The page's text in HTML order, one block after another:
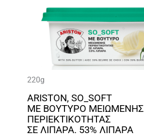
220g
ARISTON, SO_SOFT
ΜΕ ΒΟΥΤΥΡΟ ΜΕΙΩΜΕΝΗΣ
ΠΕΡΙΕΚΤΙΚΟΤΗΤΑΣ
ΣΕ ΛΙΠΑΡΑ. 53% ΛΙΠΑΡΑ